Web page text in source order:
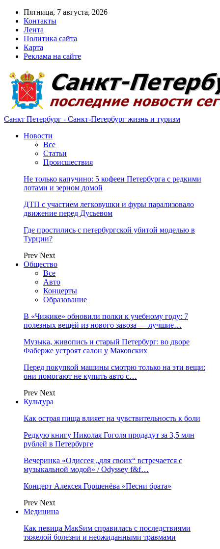
Пятница, 7 августа, 2026
Контакты
Лента
Политика сайта
Карта
Реклама на сайте
Санкт Петербург - Санкт-Петербург жизнь и туризм
Новости
Все
Статьи
Происшествия
Не только капучино: 5 кофеен Петербурга с редкими
лотами и зерном домой
ДТП с участием легковушки и фуры парализовало
движение перед Дусьевом
Где простились с петербургской убитой моделью в
Турции?
Prev Next
Общество
Все
Авто
Концерты
Образование
В «Чижике» обновили полки к учебному году: 7
полезных вещей из нового завоза — лучшие…
Музыка, живопись и старый Петербург: во дворе
Фаберже устроят салон у Маковских
Перед покупкой машины смотрю только на эти вещи:
они помогают не купить авто с…
Prev Next
Культура
Как острая пища влияет на чувствительность к боли
Редкую книгу Николая Гоголя продадут за 3,5 млн
рублей в Петербурге
Вечеринка «Одиссея „для своих“ встречается с
музыкальной модой» / Odyssey f&f…
Концерт Алексея Горшенёва «Песни брата»
Prev Next
Медицина
Как певица МакSим справилась с последствиями
тяжелой болезни и неожиданными травмами